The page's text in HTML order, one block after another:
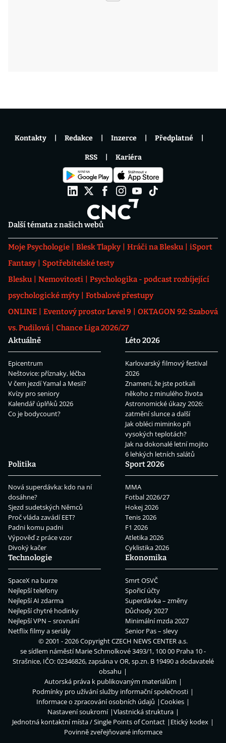
Další témata z našich webů
Moje Psychologie Blesk Tlapky Hráči na Blesku
iSport
Fantasy
Spotřebitelské testy
Blesku
Nemovitosti
Psychologika - podcast rozbíjející
psychologické mýty
Fotbalové přestupy
ONLINE
Eventový prostor Level 9
OKTAGON 92: Szabová
vs. Pudilová
Chance Liga 2026/27
Aktuálně
Epicentrum
Neštovice: příznaky, léčba
V čem jezdí Yamal a Mesii?
Kvízy pro seniory
Kalendář úplňků 2026
Co je bodycount?
Léto 2026
Karlovarský filmový festival
2026
Znamení, že jste potkali
někoho z minulého života
Astronomické úkazy 2026:
zatmění slunce a další
Jak obléci miminko při
vysokých teplotách?
Jak na dokonalé letní mojito
6 lehkých letních salátů
Politika
Nová superdávka: kdo na ní
dosáhne?
Sjezd sudetských Němců
Proč vláda zavádí EET?
Padni komu padni
Výpověď z práce vzor
Divoký kačer
Sport 2026
MMA
Fotbal 2026/27
Hokej 2026
Tenis 2026
F1 2026
Atletika 2026
Cyklistika 2026
Technologie
SpaceX na burze
Nejlepší telefony
Nejlepší AI zdarma
Nejlepší chytré hodinky
Nejlepší VPN – srovnání
Netflix filmy a seriály
Ekonomika
Smrt OSVČ
Spořicí účty
Superdávka – změny
Důchody 2027
Minimální mzda 2027
Senior Pas – slevy
Kontakty Redakce Inzerce Předplatné
RSS Kariéra
© 2001 - 2026 CopyrightCZECH NEWS CENTER a.s.
se sídlem náměstí Marie Schmolkové 3493/1, 100 00 Praha 10 -
Strašnice, IČO: 02346826, zapsána v OR, sp.zn. B 19490 a dodavatelé
obsahu
Autorská práva k publikovaným materiálům
Podmínky pro užívání služby informační společnosti
Informace o zpracování osobních údajů
Cookies
Nastavení soukromí
Vlastnická struktura
Jednotná kontaktní místa / Single Points of Contact
Etický kodex
Povinně zveřejňované informace